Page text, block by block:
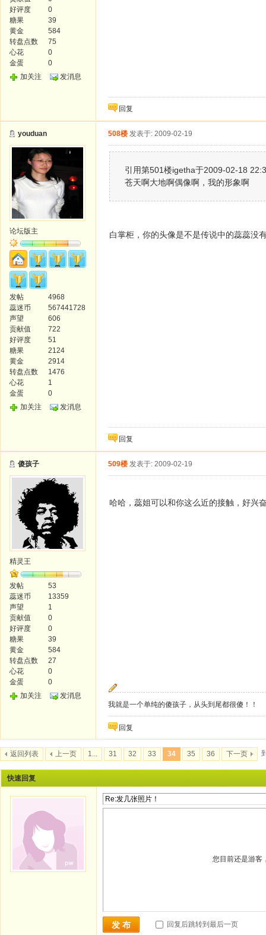
好评度
0
糖果
39
黄金
584
转盘点数
75
心花
0
金蛋
0
加关注
发消息
回复
youduan
论坛版主
发帖
4968
蕊迷币
567441728
声望
606
贡献值
722
好评度
51
糖果
2124
黄金
2914
转盘点数
1476
心花
1
金蛋
0
加关注
发消息
508楼 发表于: 2009-02-19
引用第501楼igetha于2009-02-18
苍天啊大地啊偶像啊，我的形象啊
白掌柜，你的头像是不是传说中的蕊蕊没
回复
傻孩子
精灵王
发帖
53
蕊迷币
13359
声望
1
贡献值
0
好评度
0
糖果
39
黄金
584
转盘点数
27
心花
0
金蛋
0
加关注
发消息
509楼 发表于: 2009-02-19
哈哈，蕊姐可以和你这么近的接触，好兴
我就是一个单纯的傻孩子，从头到尾都很傻！！
回复
返回列表 上一页 1... 31 32 33 34 35 36 下一页
快速回复
您目前还是游客
发 布 回复后跳转到最后一页